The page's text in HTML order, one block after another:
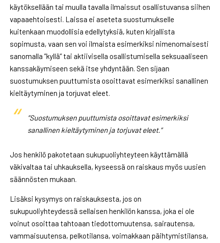
käytöksellään tai muulla tavalla ilmaissut osallistuvansa siihen
vapaaehtoisesti. Laissa ei aseteta suostumukselle
kuitenkaan muodollisia edellytyksiä, kuten kirjallista
sopimusta, vaan sen voi ilmaista esimerkiksi nimenomaisesti
sanomalla ”kyllä” tai aktiivisella osallistumisella seksuaaliseen
kanssakäymiseen sekä itse yhdyntään. Sen sijaan
suostumuksen puuttumista osoittavat esimerkiksi sanallinen
kieltäytyminen ja torjuvat eleet.
”Suostumuksen puuttumista osoittavat esimerkiksi
sanallinen kieltäytyminen ja torjuvat eleet.”
Jos henkilö pakotetaan sukupuoliyhteyteen käyttämällä
väkivaltaa tai uhkauksella, kyseessä on raiskaus myös uusien
säännösten mukaan.
Lisäksi kysymys on raiskauksesta, jos on
sukupuoliyhteydessä sellaisen henkilön kanssa, joka ei ole
voinut osoittaa tahtoaan tiedottomuutensa, sairautensa,
vammaisuutensa, pelkotilansa, voimakkaan päihtymistilansa,